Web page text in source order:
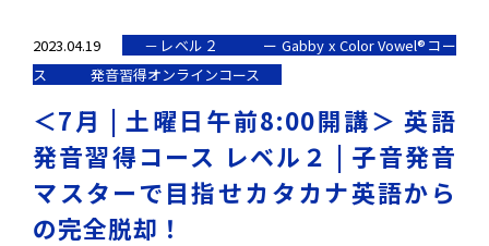
2023.04.19 －レベル２
ー Gabby x Color Vowel®︎コー
ス
発音習得オンラインコース
＜7月 | 土曜日午前8:00開講＞ 英語
発音習得コース レベル２ | 子音発音
マスターで目指せカタカナ英語から
の完全脱却！